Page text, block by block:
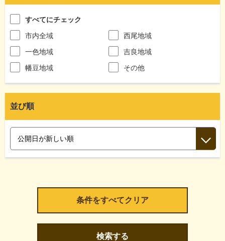
すべてにチェック
市内全域
西尾地域
一色地域
吉良地域
幡豆地域
その他
並び順
検索する